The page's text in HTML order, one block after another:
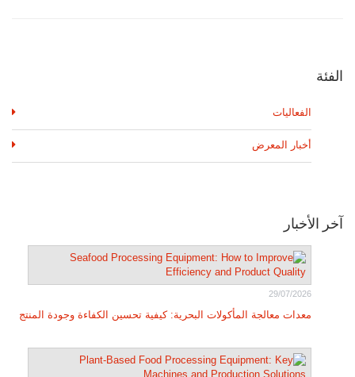
الفئة
الفعاليات
أخبار المعرض
آخر الأخبار
29/07/2026
معدات معالجة المأكولات البحرية: كيفية تحسين الكفاءة وجودة المنتج